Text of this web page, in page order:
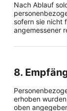
Nach Ablauf
sofern sie nicht
angemessener
8.
erhoben
oben